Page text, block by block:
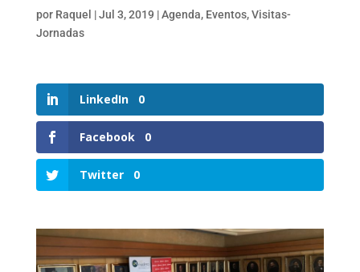
por Raquel |Jul 3, 2019 |Agenda, Eventos,Visitas-
Jornadas
LinkedIn 0
Facebook 0
Twitter 0